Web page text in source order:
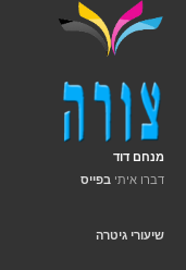
מנחם דוד
דברו איתי בפייס
שיעורי גיטרה